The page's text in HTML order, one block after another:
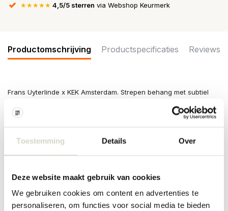
Toestemming Details Over
Deze website maakt gebruik van cookies
We gebruiken cookies om content en advertenties te
personaliseren, om functies voor social media te bieden
★★★★★ 4,5/5 sterren via Webshop Keurmerk
Productomschrijving Productspecificaties Reviews
Frans Uyterlinde x KEK Amsterdam. Strepen behang met subtiel
lambrisering. Het KEK Amsterdam Gradient Stripes behang heeft
Afmeting: 97,4 x 280 cm
Aantal banen: 2
Lijmadvies: Perfax Ready & Roll voor vliesbehang
Overige: het behang is herhaalbaar. Het behang is niet
afwasbaar.